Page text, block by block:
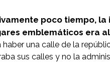
poco tiempo,
emblemáticos era
una calle de la
sus calles y no la